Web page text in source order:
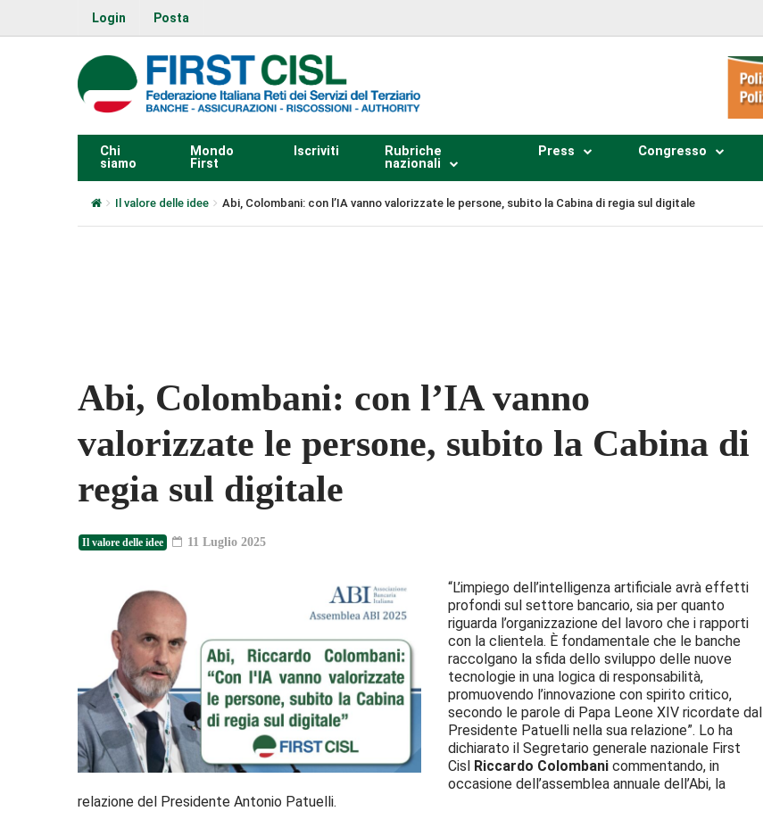
Login Posta
Chi
siamo
Mondo
First
Iscriviti
Rubriche
nazionali
Press Congresso
Il valore delle idee Abi, Colombani: con l’IA vanno valorizzate le persone, subito la Cabina di regia sul digitale
Abi, Colombani: con l’IA vanno
valorizzate le persone, subito la Cabina di
regia sul digitale
Il valore delle idee 11 Luglio 2025
“L’impiego dell’intelligenza artificiale avrà effetti
profondi sul settore bancario, sia per quanto
riguarda l’organizzazione del lavoro che i rapporti
con la clientela. È fondamentale che le banche
raccolgano la sfida dello sviluppo delle nuove
tecnologie in una logica di responsabilità,
promuovendo l’innovazione con spirito critico,
secondo le parole di Papa Leone XIV ricordate dal
Presidente Patuelli nella sua relazione”. Lo ha
dichiarato il Segretario generale nazionale First
Cisl Riccardo Colombani commentando, in
occasione dell’assemblea annuale dell’Abi, la
relazione del Presidente Antonio Patuelli.